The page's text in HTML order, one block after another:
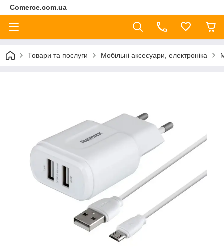
Comerce.com.ua
Товари та послуги Мобільні аксесуари, електроніка